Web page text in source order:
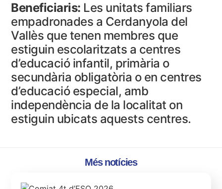
Beneficiaris: Les unitats familiars
empadronades a Cerdanyola del
Vallès que tenen membres que
estiguin escolaritzats a centres
d’educació infantil, primària o
secundària obligatòria o en centres
d’educació especial, amb
independència de la localitat on
estiguin ubicats aquests centres.
Més notícies